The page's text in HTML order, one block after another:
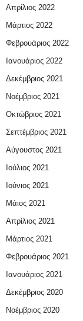
Απρίλιος 2022
Μάρτιος 2022
Φεβρουάριος 2022
Ιανουάριος 2022
Δεκέμβριος 2021
Νοέμβριος 2021
Οκτώβριος 2021
Σεπτέμβριος 2021
Αύγουστος 2021
Ιούλιος 2021
Ιούνιος 2021
Μάιος 2021
Απρίλιος 2021
Μάρτιος 2021
Φεβρουάριος 2021
Ιανουάριος 2021
Δεκέμβριος 2020
Νοέμβριος 2020